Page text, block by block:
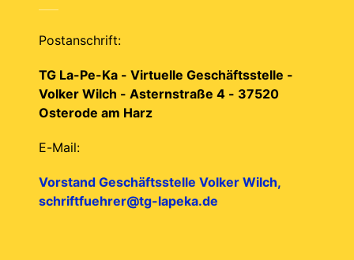
Postanschrift:
TG La-Pe-Ka - Virtuelle Geschäftsstelle -
Volker Wilch - Asternstraße 4 - 37520
Osterode am Harz
E-Mail:
Vorstand Geschäftsstelle Volker Wilch,
schriftfuehrer@tg-lapeka.de